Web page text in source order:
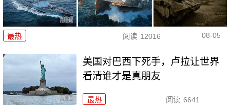
最热 阅读 12016 08-05
美国对巴西下死手，卢拉让世界
看清谁才是真朋友
最热 阅读 6641